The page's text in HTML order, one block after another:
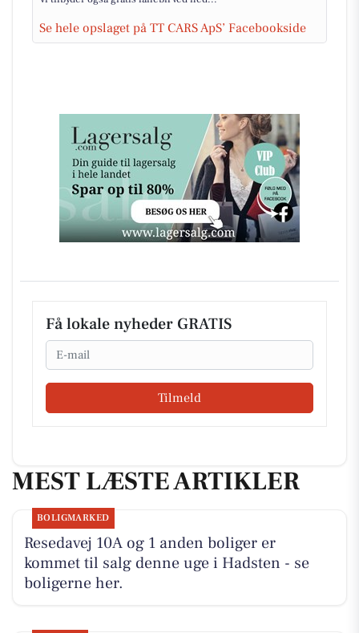
Se hele opslaget på TT CARS ApS’ Facebookside
Få lokale nyheder GRATIS
Email
Tilmeld
MEST LÆSTE ARTIKLER
BOLIGMARKED
Resedavej 10A og 1 anden boliger er
kommet til salg denne uge i Hadsten - se
boligerne her.